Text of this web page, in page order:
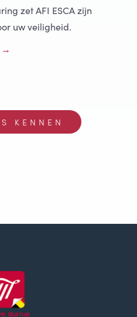
zet AFI ESCA zijn
uw veiligheid.
KENNEN